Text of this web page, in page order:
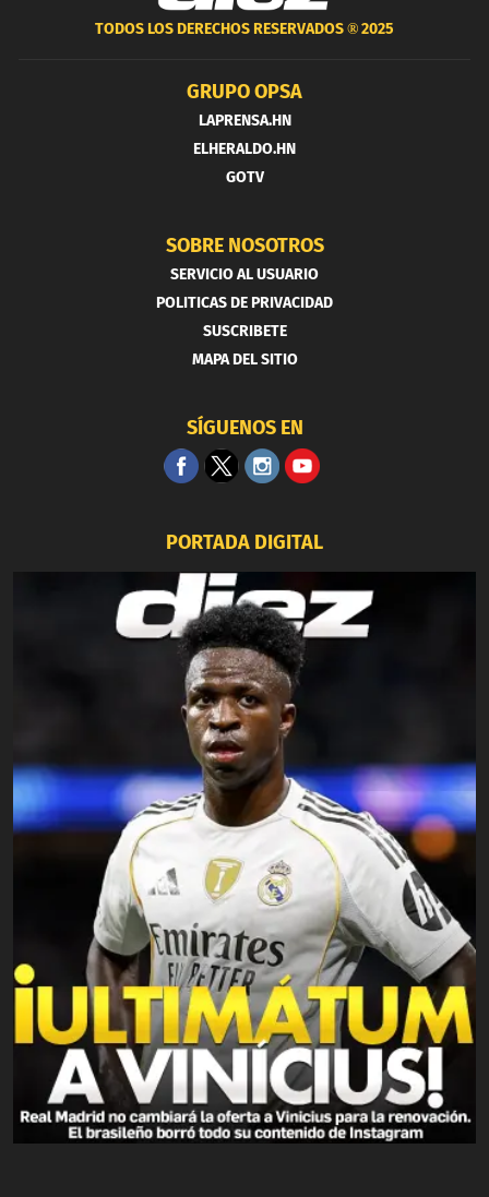
TODOS LOS DERECHOS RESERVADOS ®2025
GRUPO OPSA
LAPRENSA.HN
ELHERALDO.HN
GOTV
SOBRE NOSOTROS
SERVICIO AL USUARIO
POLITICAS DE PRIVACIDAD
SUSCRIBETE
MAPA DEL SITIO
SÍGUENOS EN
PORTADA DIGITAL